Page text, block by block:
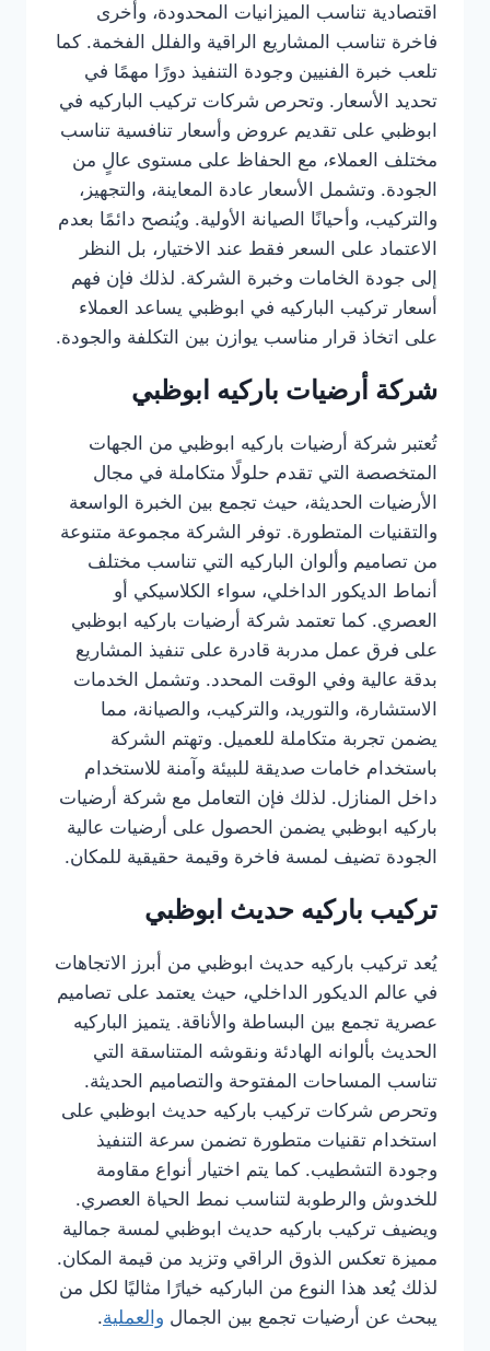
اقتصادية تناسب الميزانيات المحدودة، وأخرى
فاخرة تناسب المشاريع الراقية والفلل الفخمة. كما
تلعب خبرة الفنيين وجودة التنفيذ دورًا مهمًا في
تحديد الأسعار. وتحرص شركات تركيب الباركيه في
ابوظبي على تقديم عروض وأسعار تنافسية تناسب
مختلف العملاء، مع الحفاظ على مستوى عالٍ من
الجودة. وتشمل الأسعار عادة المعاينة، والتجهيز،
والتركيب، وأحيانًا الصيانة الأولية. ويُنصح دائمًا بعدم
الاعتماد على السعر فقط عند الاختيار، بل النظر
إلى جودة الخامات وخبرة الشركة. لذلك فإن فهم
أسعار تركيب الباركيه في ابوظبي يساعد العملاء
على اتخاذ قرار مناسب يوازن بين التكلفة والجودة.
شركة أرضيات باركيه ابوظبي
تُعتبر شركة أرضيات باركيه ابوظبي من الجهات
المتخصصة التي تقدم حلولًا متكاملة في مجال
الأرضيات الحديثة، حيث تجمع بين الخبرة الواسعة
والتقنيات المتطورة. توفر الشركة مجموعة متنوعة
من تصاميم وألوان الباركيه التي تناسب مختلف
أنماط الديكور الداخلي، سواء الكلاسيكي أو
العصري. كما تعتمد شركة أرضيات باركيه ابوظبي
على فرق عمل مدربة قادرة على تنفيذ المشاريع
بدقة عالية وفي الوقت المحدد. وتشمل الخدمات
الاستشارة، والتوريد، والتركيب، والصيانة، مما
يضمن تجربة متكاملة للعميل. وتهتم الشركة
باستخدام خامات صديقة للبيئة وآمنة للاستخدام
داخل المنازل. لذلك فإن التعامل مع شركة أرضيات
باركيه ابوظبي يضمن الحصول على أرضيات عالية
الجودة تضيف لمسة فاخرة وقيمة حقيقية للمكان.
تركيب باركيه حديث ابوظبي
يُعد تركيب باركيه حديث ابوظبي من أبرز الاتجاهات
في عالم الديكور الداخلي، حيث يعتمد على تصاميم
عصرية تجمع بين البساطة والأناقة. يتميز الباركيه
الحديث بألوانه الهادئة ونقوشه المتناسقة التي
تناسب المساحات المفتوحة والتصاميم الحديثة.
وتحرص شركات تركيب باركيه حديث ابوظبي على
استخدام تقنيات متطورة تضمن سرعة التنفيذ
وجودة التشطيب. كما يتم اختيار أنواع مقاومة
للخدوش والرطوبة لتناسب نمط الحياة العصري.
ويضيف تركيب باركيه حديث ابوظبي لمسة جمالية
مميزة تعكس الذوق الراقي وتزيد من قيمة المكان.
لذلك يُعد هذا النوع من الباركيه خيارًا مثاليًا لكل من
يبحث عن أرضيات تجمع بين الجمال والعملية.